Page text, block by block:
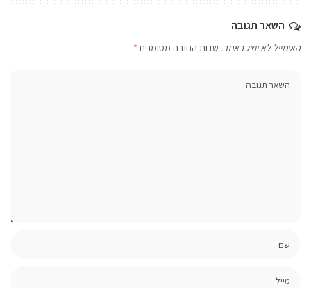
השאר תגובה
האימייל לא יוצג באתר. שדות החובה מסומנים *